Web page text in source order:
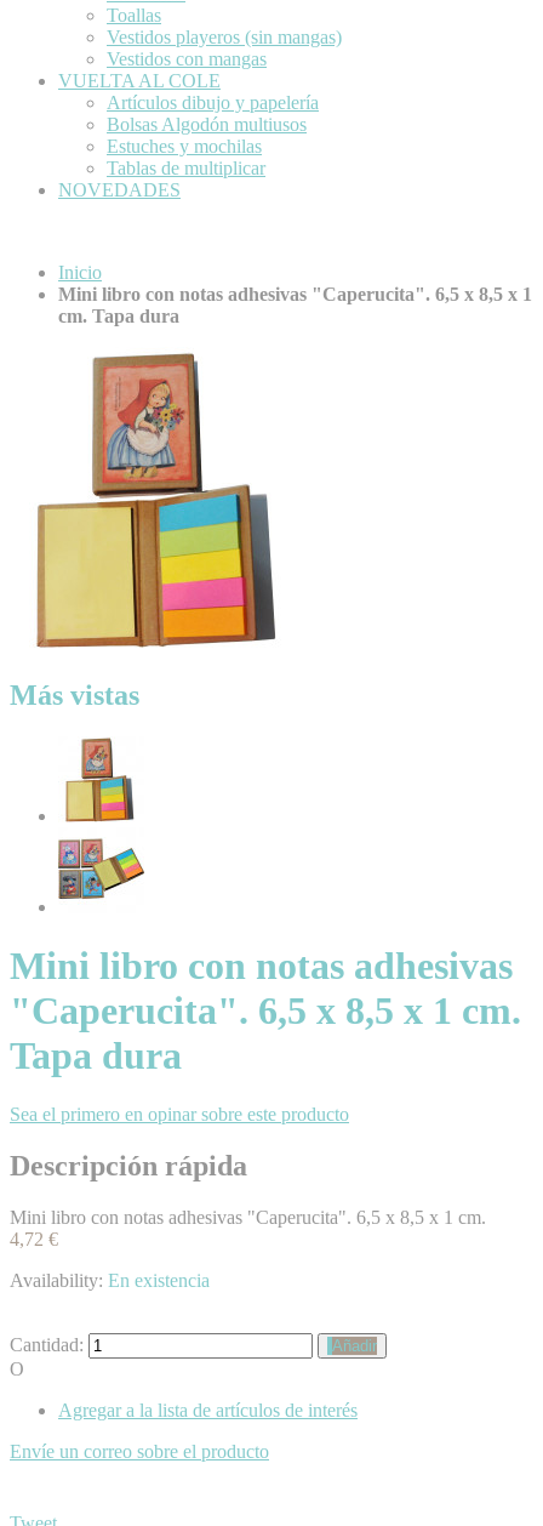
Toallas
Vestidos playeros (sin mangas)
Vestidos con mangas
VUELTA AL COLE
Artículos dibujo y papelería
Bolsas Algodón multiusos
Estuches y mochilas
Tablas de multiplicar
NOVEDADES
Inicio
Mini libro con notas adhesivas "Caperucita". 6,5 x 8,5 x 1
cm. Tapa dura
Más vistas
Mini libro con notas adhesivas
"Caperucita". 6,5 x 8,5 x 1 cm.
Tapa dura
Sea el primero en opinar sobre este producto
Descripción rápida
Mini libro con notas adhesivas "Caperucita". 6,5 x 8,5 x 1 cm.
4,72 €
Availability: En existencia
Cantidad: Añadir
O
Agregar a la lista de artículos de interés
Envíe un correo sobre el producto